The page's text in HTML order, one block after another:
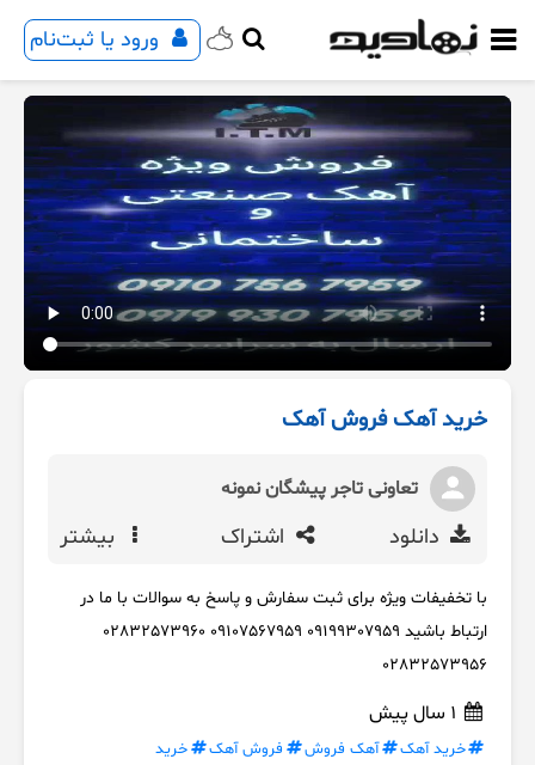
ورود یا ثبت‌نام
خرید آهک فروش آهک
تعاونی تاجر پیشگان نمونه
دانلود اشتراک بیشتر
با تخفیفات ویژه برای ثبت سفارش و پاسخ به سوالات با ما در
ارتباط باشید 09199307959 09107567959 02832573960
02832573956
خرید آهک آهک فروش فروش آهک خرید